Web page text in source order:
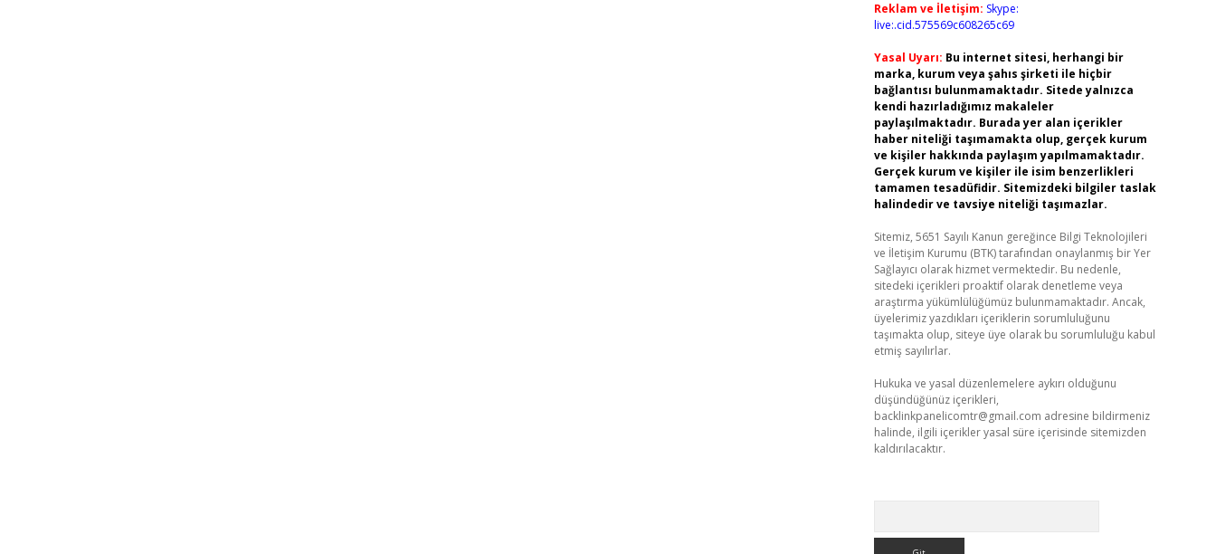
Reklam ve İletişim: Skype:
live:.cid.575569c608265c69
Yasal Uyarı: Bu internet sitesi, herhangi bir
marka, kurum veya şahıs şirketi ile hiçbir
bağlantısı bulunmamaktadır. Sitede yalnızca
kendi hazırladığımız makaleler
paylaşılmaktadır. Burada yer alan içerikler
haber niteliği taşımamakta olup, gerçek kurum
ve kişiler hakkında paylaşım yapılmamaktadır.
Gerçek kurum ve kişiler ile isim benzerlikleri
tamamen tesadüfidir. Sitemizdeki bilgiler taslak
halindedir ve tavsiye niteliği taşımazlar.
Sitemiz, 5651 Sayılı Kanun gereğince Bilgi Teknolojileri
ve İletişim Kurumu (BTK) tarafından onaylanmış bir Yer
Sağlayıcı olarak hizmet vermektedir. Bu nedenle,
sitedeki içerikleri proaktif olarak denetleme veya
araştırma yükümlülüğümüz bulunmamaktadır. Ancak,
üyelerimiz yazdıkları içeriklerin sorumluluğunu
taşımakta olup, siteye üye olarak bu sorumluluğu kabul
etmiş sayılırlar.
Hukuka ve yasal düzenlemelere aykırı olduğunu
düşündüğünüz içerikleri,
backlinkpanelicomtr@gmail.com adresine bildirmeniz
halinde, ilgili içerikler yasal süre içerisinde sitemizden
kaldırılacaktır.